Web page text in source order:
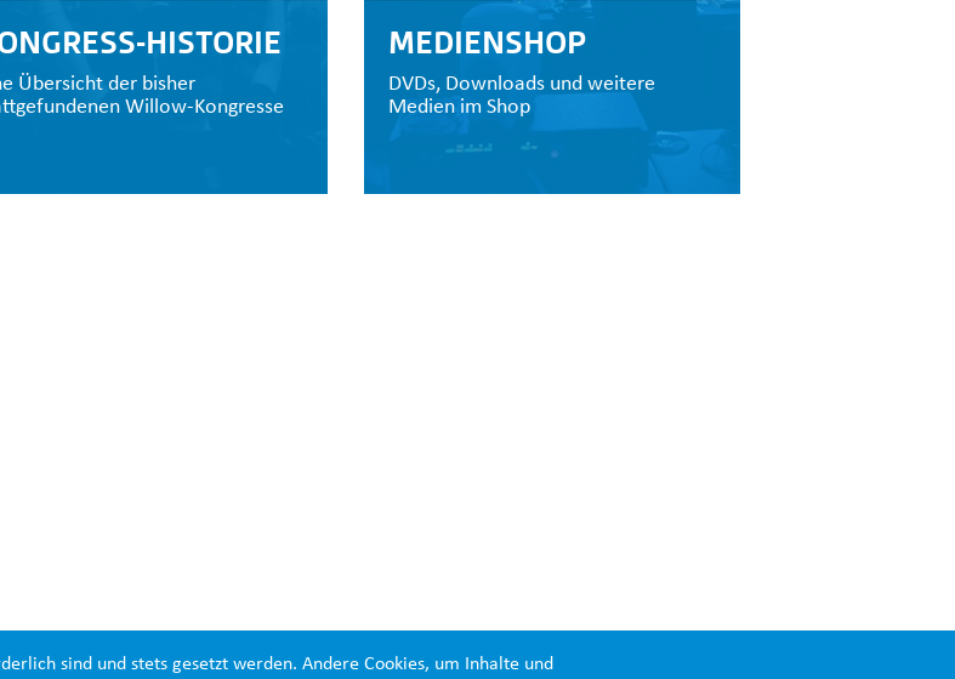
sind und stets gesetzt werden. Andere Cookies, um Inhalte und
HISTORIE
Übersicht der bisher
Willow-Kongresse
MEDIENSHOP
DVDs, Downloads und weitere
Medien im Shop